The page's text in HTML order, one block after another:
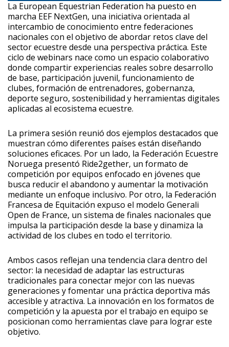
La European Equestrian Federation ha puesto en
marcha EEF NextGen, una iniciativa orientada al
intercambio de conocimiento entre federaciones
nacionales con el objetivo de abordar retos clave del
sector ecuestre desde una perspectiva práctica. Este
ciclo de webinars nace como un espacio colaborativo
donde compartir experiencias reales sobre desarrollo
de base, participación juvenil, funcionamiento de
clubes, formación de entrenadores, gobernanza,
deporte seguro, sostenibilidad y herramientas digitales
aplicadas al ecosistema ecuestre.
La primera sesión reunió dos ejemplos destacados que
muestran cómo diferentes países están diseñando
soluciones eficaces. Por un lado, la Federación Ecuestre
Noruega presentó Ride2gether, un formato de
competición por equipos enfocado en jóvenes que
busca reducir el abandono y aumentar la motivación
mediante un enfoque inclusivo. Por otro, la Federación
Francesa de Equitación expuso el modelo Generali
Open de France, un sistema de finales nacionales que
impulsa la participación desde la base y dinamiza la
actividad de los clubes en todo el territorio.
Ambos casos reflejan una tendencia clara dentro del
sector: la necesidad de adaptar las estructuras
tradicionales para conectar mejor con las nuevas
generaciones y fomentar una práctica deportiva más
accesible y atractiva. La innovación en los formatos de
competición y la apuesta por el trabajo en equipo se
posicionan como herramientas clave para lograr este
objetivo.